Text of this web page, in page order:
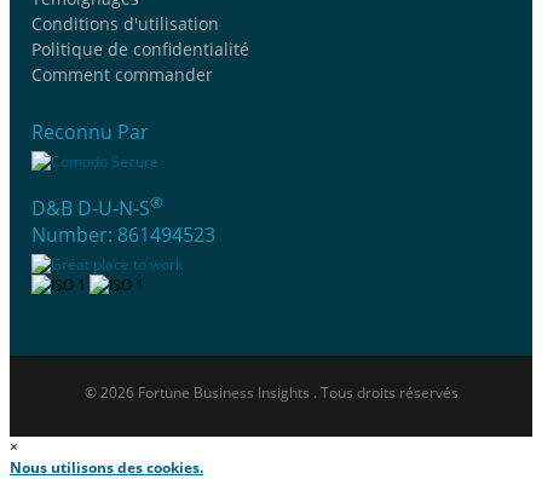
Conditions d'utilisation
Politique de confidentialité
Comment commander
Reconnu Par
D&B D-U-N-S®
Number: 861494523
© 2026 Fortune Business Insights . Tous droits réservés
×
Nous utilisons des cookies.